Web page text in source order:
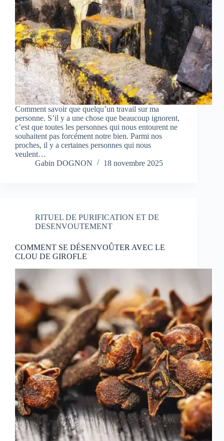
Comment savoir que quelqu’un travail sur ma
personne. S’il y a une chose que beaucoup ignorent,
c’est que toutes les personnes qui nous entourent ne
souhaitent pas forcément notre bien. Parmi nos
proches, il y a certaines personnes qui nous
veulent…
Gabin DOGNON
18 novembre 2025
RITUEL DE PURIFICATION ET DE
DESENVOUTEMENT
COMMENT SE DÉSENVOÛTER AVEC LE
CLOU DE GIROFLE